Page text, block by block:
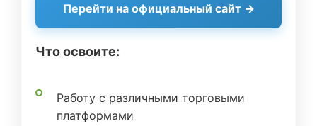
Перейти на официальный сайт →
Что освоите:
Работу с различными торговыми
платформами